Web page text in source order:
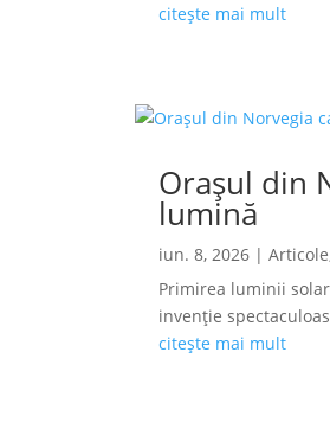
citește mai mult
Orașul din
lumină
iun. 8, 2026 |Articole
Primirea luminii
invenție
citește mai mult